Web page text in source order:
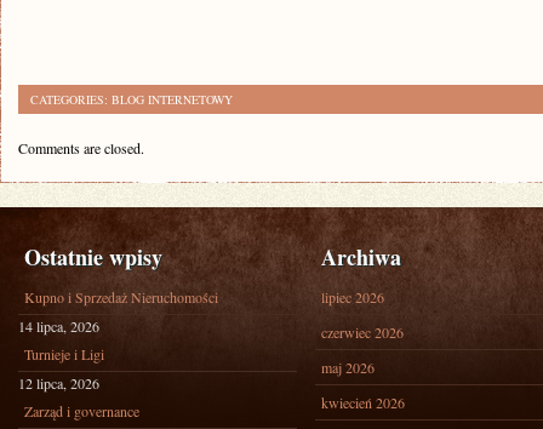
CATEGORIES: BLOG INTERNETOWY
Comments are closed.
Ostatnie wpisy
Kupno i Sprzedaż Nieruchomości
14 lipca, 2026
Turnieje i Ligi
12 lipca, 2026
Zarząd i governance
Archiwa
lipiec 2026
czerwiec 2026
maj 2026
kwiecień 2026